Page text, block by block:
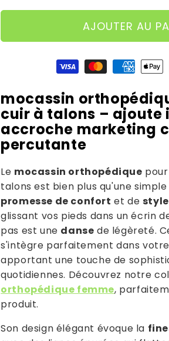
AJOUTER AU
Moyens de paiement
mocassin
cuir à talons – ajoute
accroche marketing
percutante
Le mocassin orthopédique
talons est bien plus qu'une
promesse de confort et de style
glissant vos pieds dans un écrin
pas est une danse de légèreté.
s'intègre parfaitement dans
apportant une touche de
quotidiennes. Découvrez notre
orthopédique femme,
produit.
Son design élégant évoque la